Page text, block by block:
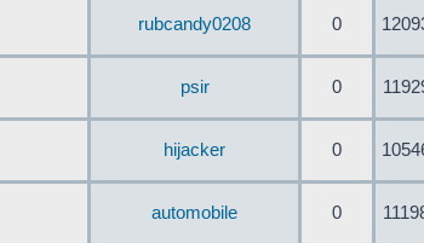
rubcandy0208 0
psir 0
hijacker 0
automobile 0